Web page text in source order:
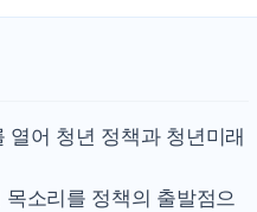
와 MOU… "6·25 미군 실종자
대한민국 다음 100년 밑거름…수
어 청년 정책과 청년미래
소리를 정책의 출발점으